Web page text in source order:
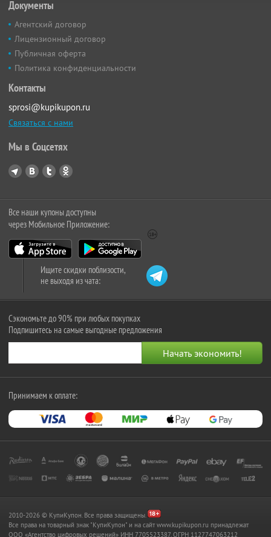
Документы
Агентский договор
Лицензионный договор
Публичная оферта
Политика конфиденциальности
Контакты
sprosi@kupikupon.ru
Связаться с нами
Мы в Соцсетях
Все наши купоны доступны
через Мобильное Приложение:
Ищите скидки поблизости,
не выходя из чата:
Сэкономьте до 90% при любых покупках
Подпишитесь на самые выгодные предложения
Принимаем к оплате:
2010-2026 © КупиКупон. Все права защищены.
Все права на товарный знак "КупиКупон" и на сайт www.kupikupon.ru принадлежат
OOO «Агентство цифровых решений» ИНН 7705523387, ОГРН 1127747063212